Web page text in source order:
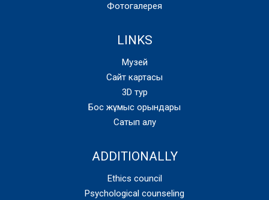
Фотогалерея
LINKS
Музей
Сайт картасы
3D тур
Бос жұмыс орындары
Сатып алу
ADDITIONALLY
Ethics council
Psychological counseling